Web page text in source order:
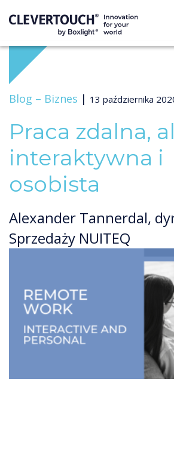
Blog – Biznes | 13 października
Praca zdalna,
interaktywna i
osobista
Alexander Tannerdal,
Sprzedaży NUITEQ